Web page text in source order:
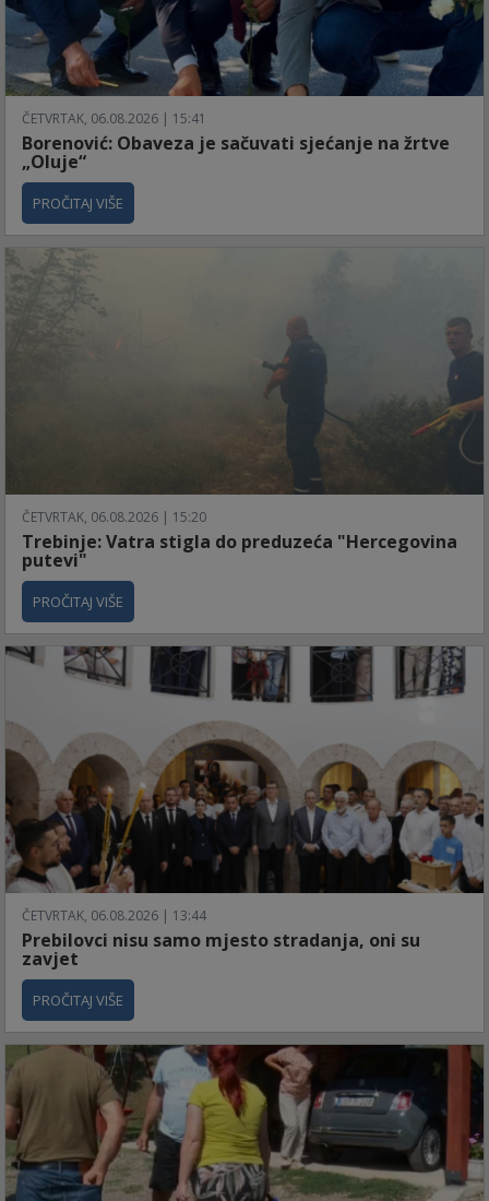
ČETVRTAK, 06.08.2026 | 15:41
Borenović: Obaveza je sačuvati sjećanje na žrtve
„Oluje“
PROČITAJ VIŠE
ČETVRTAK, 06.08.2026 | 15:20
Trebinje: Vatra stigla do preduzeća "Hercegovina
putevi"
PROČITAJ VIŠE
ČETVRTAK, 06.08.2026 | 13:44
Prebilovci nisu samo mjesto stradanja, oni su
zavjet
PROČITAJ VIŠE